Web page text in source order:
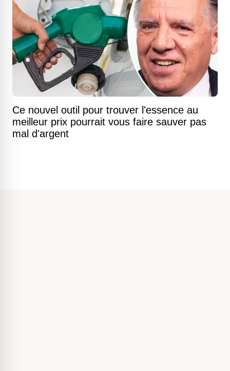
Ce nouvel outil pour trouver l'essence au
meilleur prix pourrait vous faire sauver pas
mal d'argent